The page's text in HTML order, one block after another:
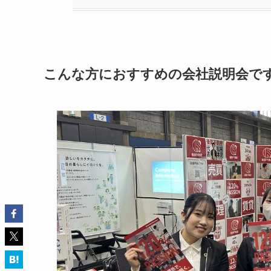
こんな方におすすめの会社説明会で